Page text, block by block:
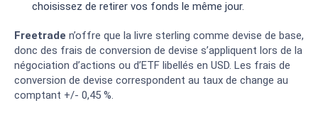
choisissez de retirer vos fonds le même jour.
Freetrade n’offre que la livre sterling comme devise de base,
donc des frais de conversion de devise s’appliquent lors de la
négociation d’actions ou d’ETF libellés en USD. Les frais de
conversion de devise correspondent au taux de change au
comptant +/- 0,45 %.